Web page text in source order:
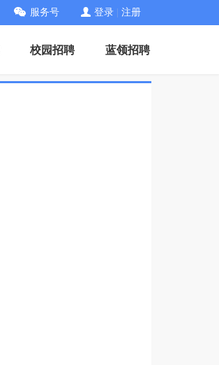
服务号 登录 注册
校园招聘 蓝领招聘